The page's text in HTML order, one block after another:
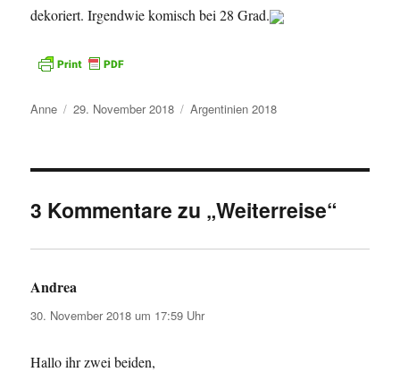
dekoriert. Irgendwie komisch bei 28 Grad.
Autor
Anne
Veröffentlicht
29. November 2018 Kategorien
Argentinien 2018
3 Kommentare zu „Weiterreise“
Andrea
30. November 2018 um 17:59 Uhr
Hallo ihr zwei beiden,